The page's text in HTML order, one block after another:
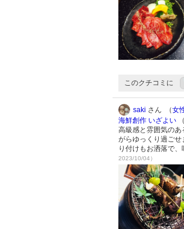
このクチコミに
saki さん （女
海鮮創作 いざよい
高級感と雰囲気の
がらゆっくり過ご
り付けもお洒落で
2023/10/04）